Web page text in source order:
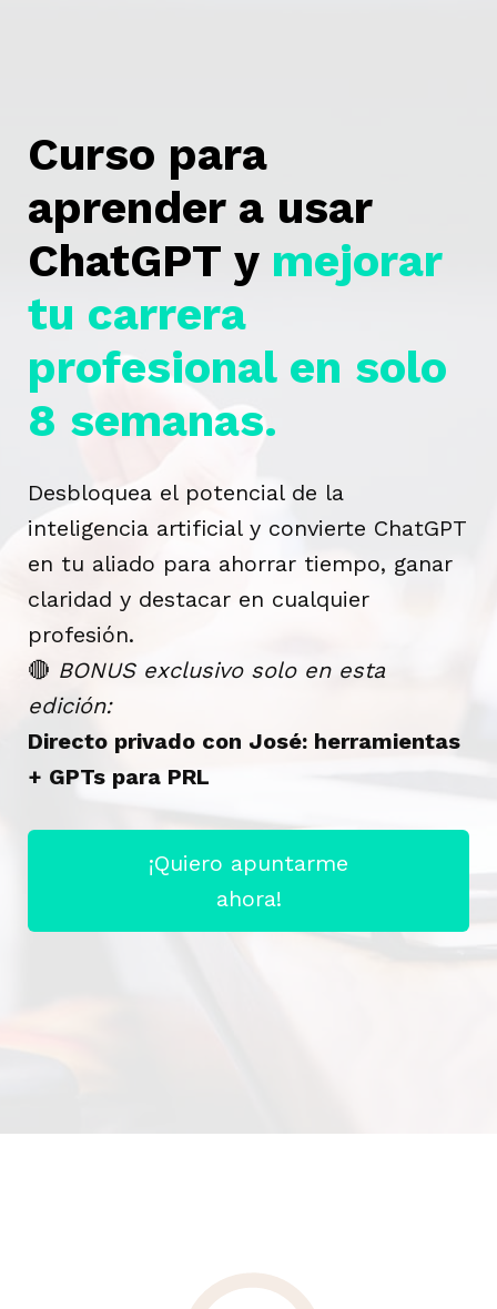
Curso para
aprender a usar
ChatGPT ymejorar
tu carrera
profesional en solo
8 semanas.
Desbloquea el potencial de la
inteligencia artificial y convierte ChatGPT
en tu aliado para ahorrar tiempo, ganar
claridad y destacar en cualquier
profesión.
🔴 BONUS exclusivo solo en esta
edición:
Directo privado con José: herramientas
+ GPTs para PRL
¡Quiero apuntarme
ahora!